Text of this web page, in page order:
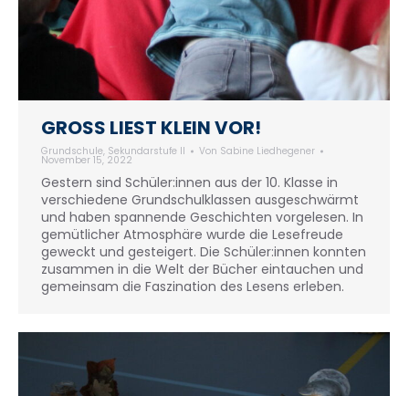
GROSS LIEST KLEIN VOR!
Grundschule, Sekundarstufe II Von Sabine Liedhegener
November 15, 2022
Gestern sind Schüler:innen aus der 10. Klasse in
verschiedene Grundschulklassen ausgeschwärmt
und haben spannende Geschichten vorgelesen. In
gemütlicher Atmosphäre wurde die Lesefreude
geweckt und gesteigert. Die Schüler:innen konnten
zusammen in die Welt der Bücher eintauchen und
gemeinsam die Faszination des Lesens erleben.